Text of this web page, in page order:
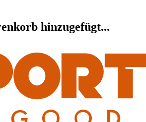
hinzugefügt...